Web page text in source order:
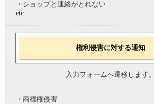
・ショップと連絡がとれない
etc.
権利侵害に対する通知
入力フォームへ遷移します。
・商標権侵害